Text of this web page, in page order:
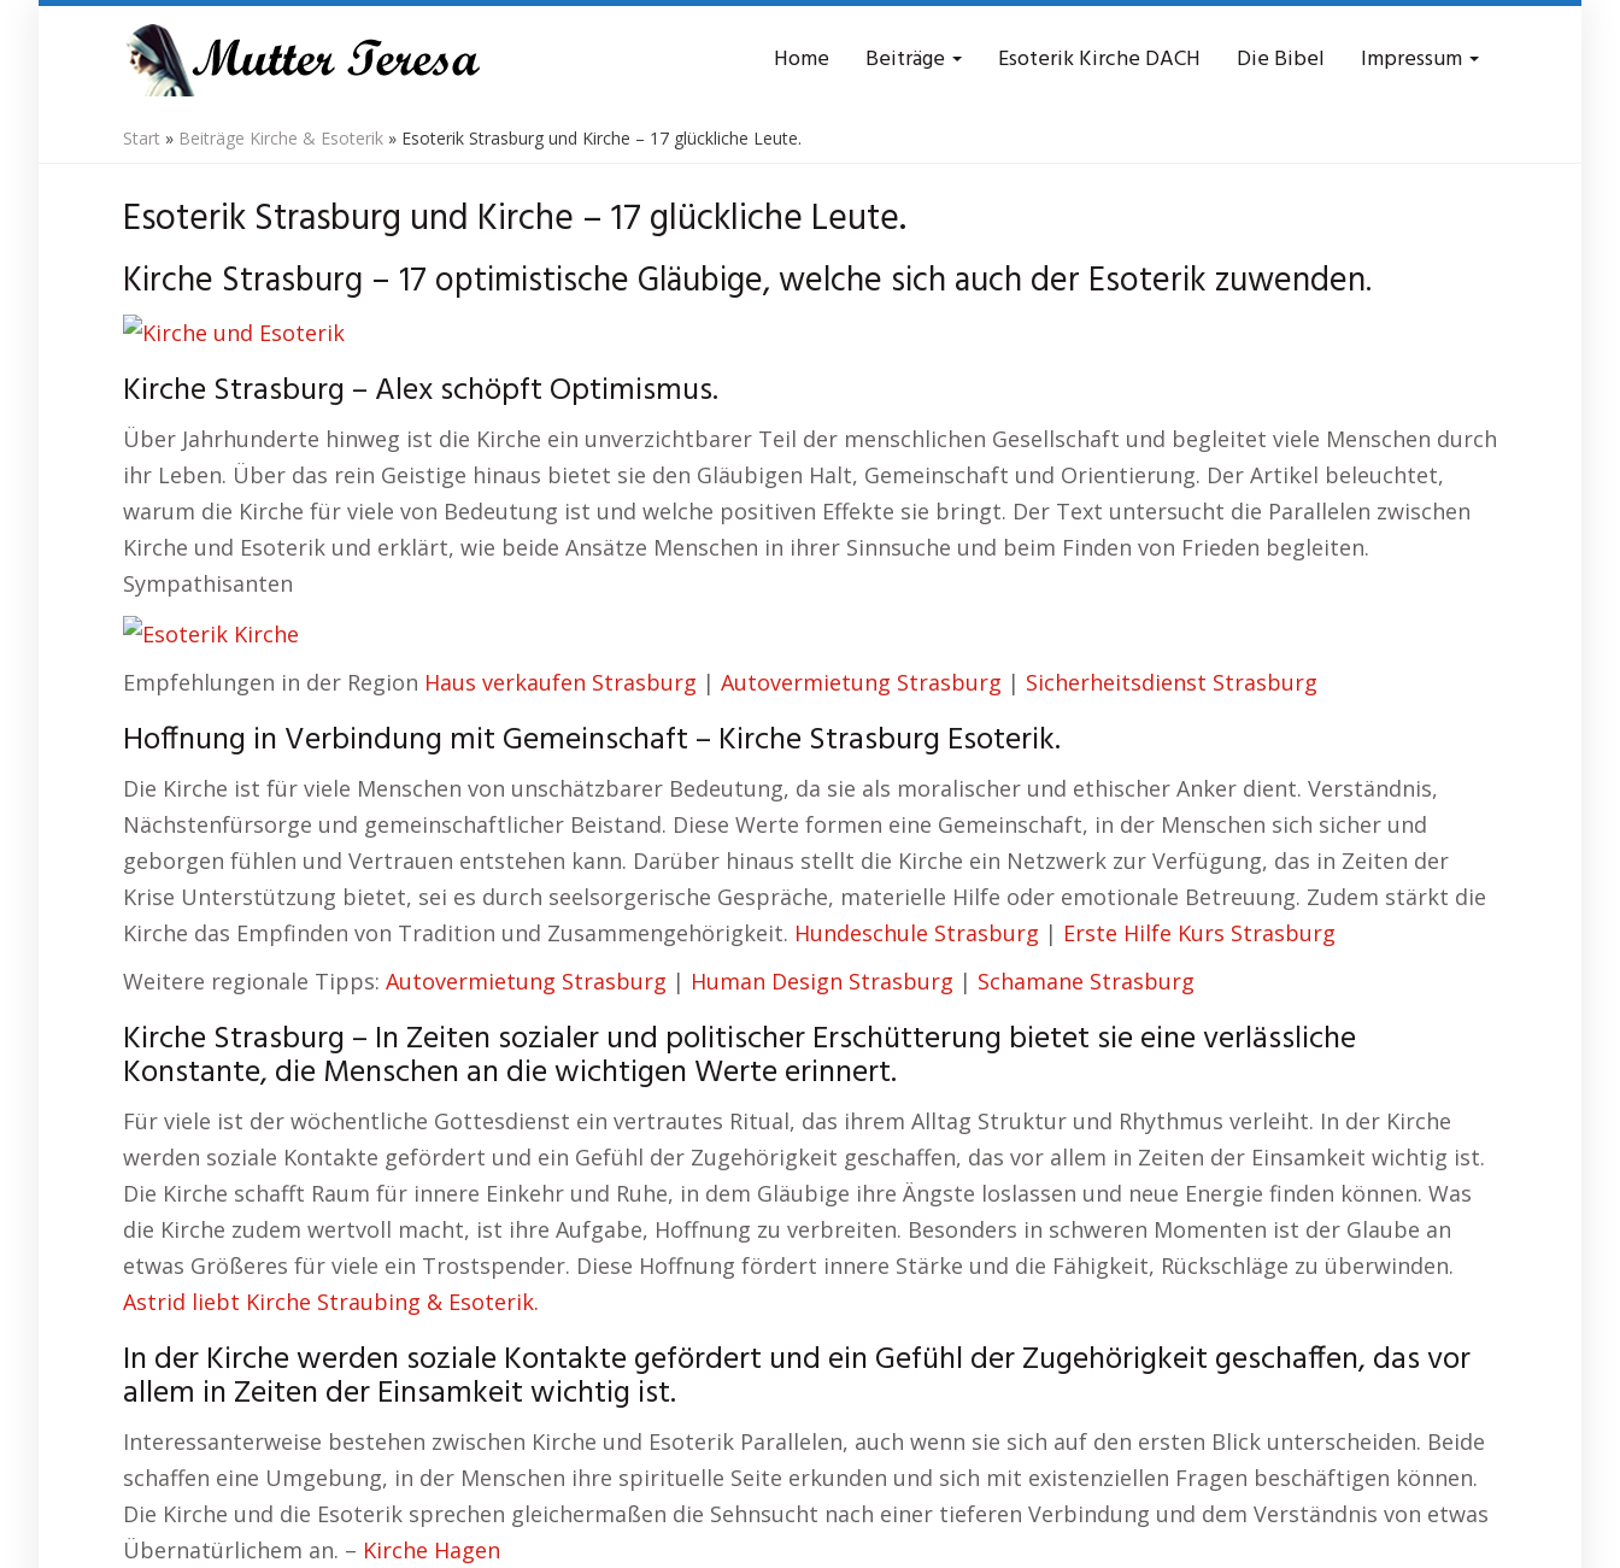
Home Beiträge Esoterik Kirche DACH Die Bibel Impressum
Start » Beiträge Kirche & Esoterik » Esoterik Strasburg und Kirche – 17 glückliche Leute.
Esoterik Strasburg und Kirche – 17 glückliche Leute.
Kirche Strasburg – 17 optimistische Gläubige, welche sich auch der Esoterik zuwenden.
Kirche Strasburg – Alex schöpft Optimismus.
Über Jahrhunderte hinweg ist die Kirche ein unverzichtbarer Teil der menschlichen Gesellschaft und begleitet viele Menschen durch
ihr Leben. Über das rein Geistige hinaus bietet sie den Gläubigen Halt, Gemeinschaft und Orientierung. Der Artikel beleuchtet,
warum die Kirche für viele von Bedeutung ist und welche positiven Effekte sie bringt. Der Text untersucht die Parallelen zwischen
Kirche und Esoterik und erklärt, wie beide Ansätze Menschen in ihrer Sinnsuche und beim Finden von Frieden begleiten.
Sympathisanten
Empfehlungen in der Region Haus verkaufen Strasburg | Autovermietung Strasburg | Sicherheitsdienst Strasburg
Hoffnung in Verbindung mit Gemeinschaft – Kirche Strasburg Esoterik.
Die Kirche ist für viele Menschen von unschätzbarer Bedeutung, da sie als moralischer und ethischer Anker dient. Verständnis,
Nächstenfürsorge und gemeinschaftlicher Beistand. Diese Werte formen eine Gemeinschaft, in der Menschen sich sicher und
geborgen fühlen und Vertrauen entstehen kann. Darüber hinaus stellt die Kirche ein Netzwerk zur Verfügung, das in Zeiten der
Krise Unterstützung bietet, sei es durch seelsorgerische Gespräche, materielle Hilfe oder emotionale Betreuung. Zudem stärkt die
Kirche das Empfinden von Tradition und Zusammengehörigkeit. Hundeschule Strasburg | Erste Hilfe Kurs Strasburg
Weitere regionale Tipps: Autovermietung Strasburg | Human Design Strasburg | Schamane Strasburg
Kirche Strasburg – In Zeiten sozialer und politischer Erschütterung bietet sie eine verlässliche
Konstante, die Menschen an die wichtigen Werte erinnert.
Für viele ist der wöchentliche Gottesdienst ein vertrautes Ritual, das ihrem Alltag Struktur und Rhythmus verleiht. In der Kirche
werden soziale Kontakte gefördert und ein Gefühl der Zugehörigkeit geschaffen, das vor allem in Zeiten der Einsamkeit wichtig ist.
Die Kirche schafft Raum für innere Einkehr und Ruhe, in dem Gläubige ihre Ängste loslassen und neue Energie finden können. Was
die Kirche zudem wertvoll macht, ist ihre Aufgabe, Hoffnung zu verbreiten. Besonders in schweren Momenten ist der Glaube an
etwas Größeres für viele ein Trostspender. Diese Hoffnung fördert innere Stärke und die Fähigkeit, Rückschläge zu überwinden.
Astrid liebt Kirche Straubing & Esoterik.
In der Kirche werden soziale Kontakte gefördert und ein Gefühl der Zugehörigkeit geschaffen, das vor
allem in Zeiten der Einsamkeit wichtig ist.
Interessanterweise bestehen zwischen Kirche und Esoterik Parallelen, auch wenn sie sich auf den ersten Blick unterscheiden. Beide
schaffen eine Umgebung, in der Menschen ihre spirituelle Seite erkunden und sich mit existenziellen Fragen beschäftigen können.
Die Kirche und die Esoterik sprechen gleichermaßen die Sehnsucht nach einer tieferen Verbindung und dem Verständnis von etwas
Übernatürlichem an. – Kirche Hagen